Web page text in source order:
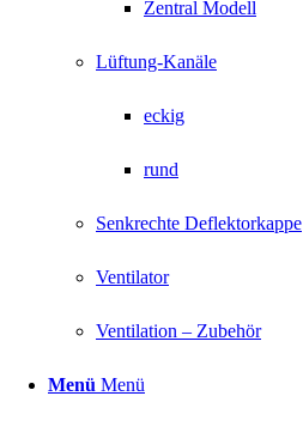
Zentral Modell
Lüftung-Kanäle
eckig
rund
Senkrechte Deflektorkappe
Ventilator
Ventilation – Zubehör
Menü Menü